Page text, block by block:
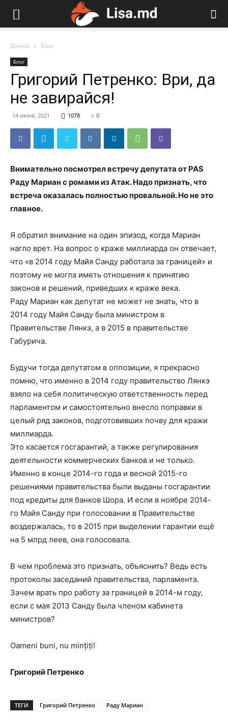
Домой Блог
Блог
Григорий Петренко: Ври, да
не завирайся!
14 июня, 2021 1078 0
Внимательно посмотрел встречу депутата от PAS
Раду Мариан с ромами из Атак. Надо признать, что
встреча оказалась полностью провальной. Но не это
главное.
Я обратил внимание на один эпизод, когда Мариан
нагло врет. На вопрос о краже миллиарда он отвечает,
что «в 2014 году Майя Санду работала за границей» и
поэтому не могла иметь отношения к принятию
законов и решений, приведших к краже века.
Раду Мариан как депутат не может не знать, что в
2014 году Майя Санду была министром в
Правительстве Лянкэ, а в 2015 в правительстве
Габурича.
Будучи тогда депутатом в оппозиции, я прекрасно
помню, что именно в 2014 году правительство Лянкэ
взяло на себя политическую ответственность перед
парламентом и самостоятельно внесло поправки в
целый ряд законов, подготовивших почву для кражи
миллиарда.
Это касается госгарантий, а также регулирования
деятельности коммерческих банков и не только.
Именно в конце 2014-го года и весной 2015-го
решениями правительства были выданы госгарантии
под кредиты для банков Шора. И если в ноябре 2014-
го Майя Санду при голосовании в Правительстве
воздержалась, то в 2015 при выделении гарантии ещё
на 5 млрд леев, она голосовала.
В чем проблема это признать, объяснить? Ведь есть
протоколы заседаний правительства, парламента.
Зачем врать про работу за границей в 2014-м году,
если с мая 2013 Санду была членом кабинета
министров?
Oameni buni, nu mințiți!
Григорий Петренко
ТЕГИ Григорий Петренко Раду Мариан